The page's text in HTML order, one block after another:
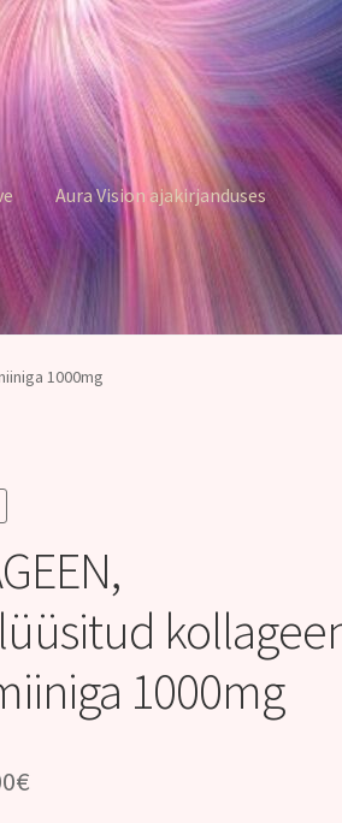
Aura Vision ajakirjanduses
1000mg
1000mg
€